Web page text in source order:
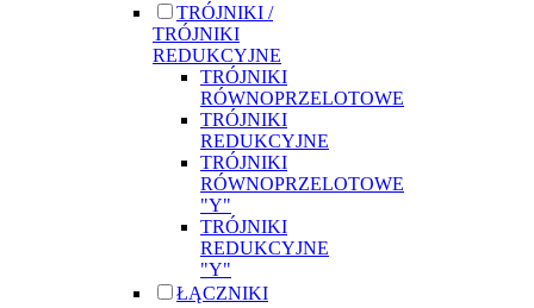
TRÓJNIKI /
TRÓJNIKI
REDUKCYJNE
TRÓJNIKI
RÓWNOPRZELOTOWE
TRÓJNIKI
REDUKCYJNE
TRÓJNIKI
RÓWNOPRZELOTOWE
"Y"
TRÓJNIKI
REDUKCYJNE
"Y"
ŁĄCZNIKI